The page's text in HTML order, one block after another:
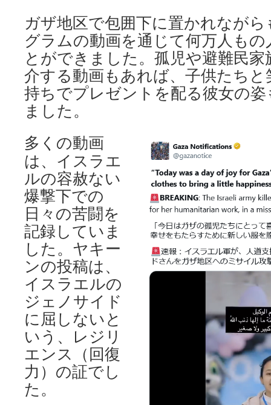
ガザ地区で包囲下に置かれなが
グラムの動画を通じて何万人も
とができました。孤児や避難民
介する動画もあれば、子供たち
持ちでプレゼントを配る彼女の
ました。
多くの動画
は、イスラエ
ルの容赦ない
爆撃下での
日々の苦闘を
記録していま
した。ヤキー
ンの投稿は、
イスラエルの
ジェノサイド
に屈しないと
いう、レジリ
エンス（回復
力）の証でし
た。